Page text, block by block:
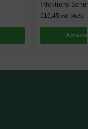
Infektions-
€16,45 inkl. MwSt.